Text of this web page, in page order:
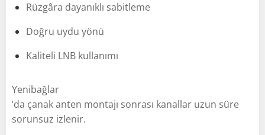
Rüzgâra dayanıklı sabitleme
Doğru uydu yönü
Kaliteli LNB kullanımı
Yenibağlar
’da çanak anten montajı sonrası kanallar uzun süre
sorunsuz izlenir.